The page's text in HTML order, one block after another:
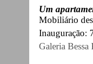
Um
Mobiliário
Inauguração:
Galeria Bessa